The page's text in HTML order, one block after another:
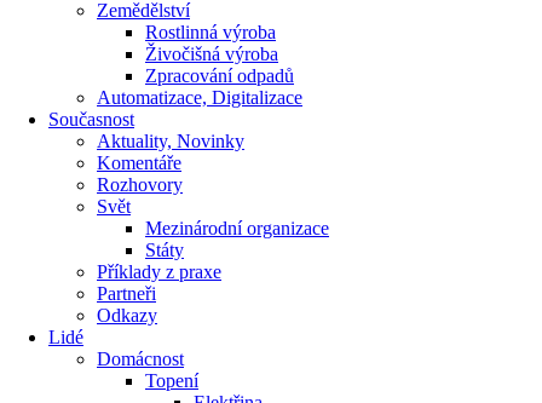
Zemědělství
Rostlinná výroba
Živočišná výroba
Zpracování odpadů
Automatizace, Digitalizace
Současnost
Aktuality, Novinky
Komentáře
Rozhovory
Svět
Mezinárodní organizace
Státy
Příklady z praxe
Partneři
Odkazy
Lidé
Domácnost
Topení